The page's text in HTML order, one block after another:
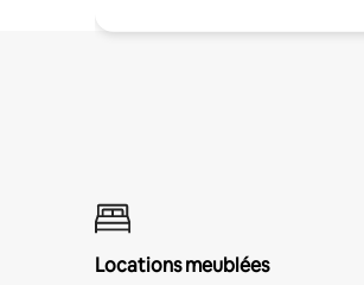
Locations meublées